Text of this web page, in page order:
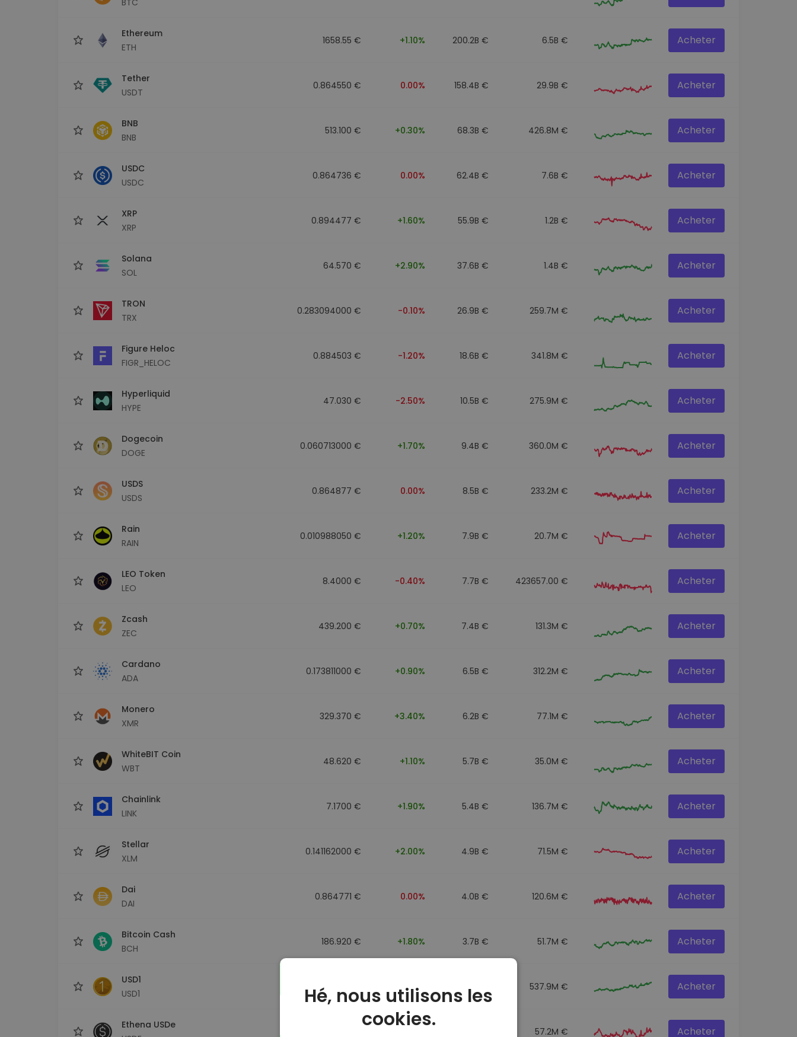
Ethereum
ETH
1658.55 € +1.10% 200.2B € 6.5B € Acheter
Tether
USDT
0.864550 € 0.00% 158.4B € 29.9B € Acheter
BNB
BNB
513.100 € +0.30% 68.3B € 426.8M € Acheter
USDC
USDC
0.864736 € 0.00% 62.4B € 7.6B € Acheter
XRP
XRP
0.894477 € +1.60% 55.9B € 1.2B € Acheter
Solana
SOL
64.570 € +2.90% 37.6B € 1.4B € Acheter
TRON
TRX
0.283094000 € -0.10% 26.9B € 259.7M € Acheter
Figure Heloc
FIGR_HELOC
0.884503 € -1.20% 18.6B € 341.8M € Acheter
Hyperliquid
HYPE
47.030 € -2.50% 10.5B € 275.9M € Acheter
Dogecoin
DOGE
0.060713000 € +1.70% 9.4B € 360.0M € Acheter
USDS
USDS
0.864877 € 0.00% 8.5B € 233.2M € Acheter
Rain
RAIN
0.010988050 € +1.20% 7.9B € 20.7M € Acheter
LEO Token
LEO
8.4000 € -0.40% 7.7B € 423657.00 € Acheter
Zcash
ZEC
439.200 € +0.70% 7.4B € 131.3M € Acheter
Cardano
ADA
0.173811000 € +0.90% 6.5B € 312.2M € Acheter
Monero
XMR
329.370 € +3.40% 6.2B € 77.1M € Acheter
WhiteBIT Coin
WBT
48.620 € +1.10% 5.7B € 35.0M € Acheter
Chainlink
LINK
7.1700 € +1.90% 5.4B € 136.7M € Acheter
Stellar
XLM
0.141162000 € +2.00% 4.9B € 71.5M € Acheter
Dai
DAI
0.864771 € 0.00% 4.0B € 120.6M € Acheter
Bitcoin Cash
BCH
186.920 € +1.80% 3.7B € 51.7M € Acheter
USD1
USD1
0.864917 € 0.00% 3.5B € 537.9M € Acheter
Ethena USDe
57.2M € Acheter
Hé, nous utilisons les
cookies.